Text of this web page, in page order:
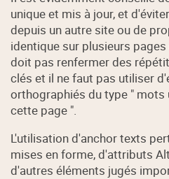
unique et mis à jour, et
depuis un autre site ou de
identique sur plusieurs
doit pas renfermer des
clés et il ne faut pas utiliser
orthographiés du type "
cette page ".
L'utilisation d'anchor texts
mises en forme, d'attributs
d'autres éléments jugés